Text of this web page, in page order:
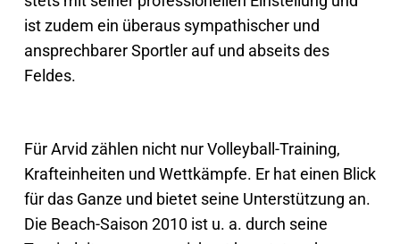
ist zudem ein überaus sympathischer und
ansprechbarer Sportler auf und abseits des
Feldes.
Für Arvid zählen nicht nur Volleyball-Training,
Krafteinheiten und Wettkämpfe. Er hat einen Blick
für das Ganze und bietet seine Unterstützung an.
Die Beach-Saison 2010 ist u. a. durch seine